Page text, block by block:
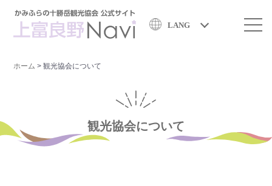
LANG
ホーム >観光協会について
観光協会について